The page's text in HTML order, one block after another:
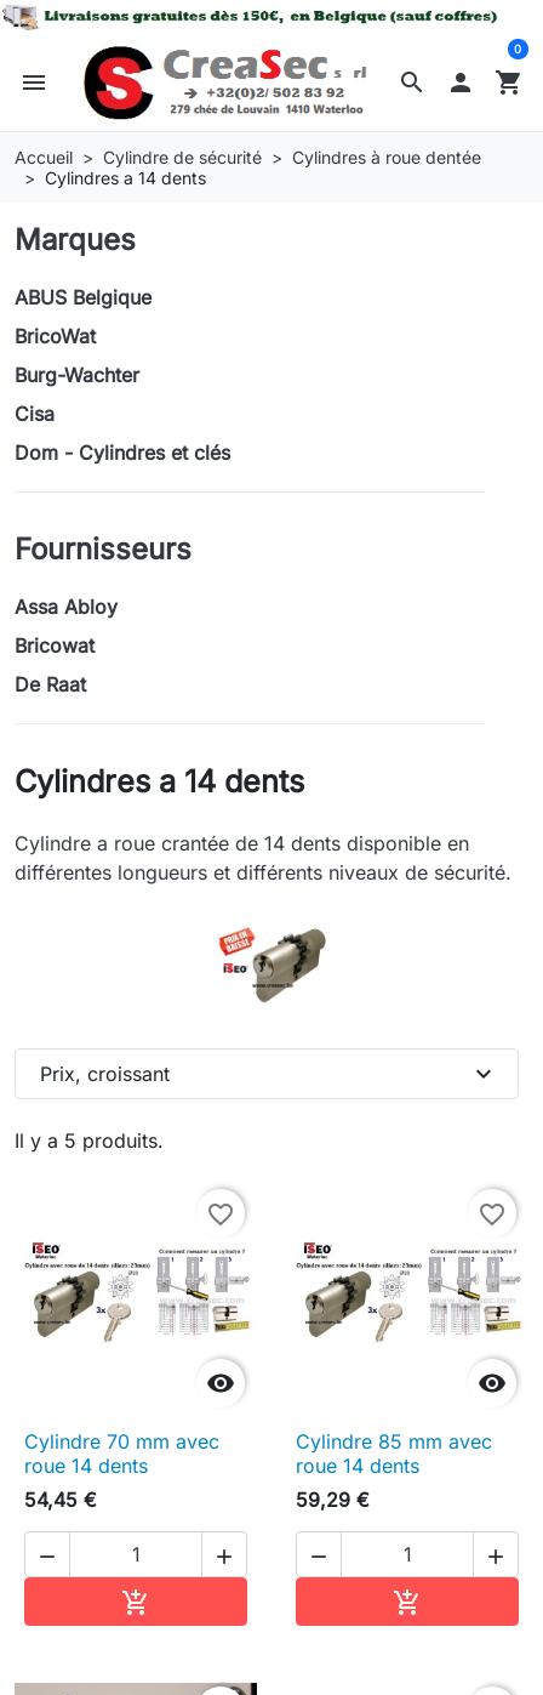
search
menu  shopping_cart
0
Accueil Cylindre de sécurité
Cylindres à roue dentée
Cylindres a 14 dents
Marques
ABUS Belgique
BricoWat
Burg-Wachter
Cisa
Dom - Cylindres et clés
Fournisseurs
Assa Abloy
Bricowat
De Raat
Cylindres a 14 dents
Cylindre a roue crantée de 14 dents disponible en
différentes longueurs et différents niveaux de sécurité.
Il y a 5 produits.
Prix, croissant expand_more

favorite_border
Cylindre 70 mm avec
roue 14 dents
54,45 €
 


favorite_border
Cylindre 85 mm avec
roue 14 dents
59,29 €
 
